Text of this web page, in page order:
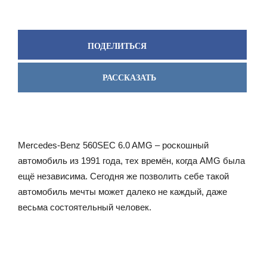
ПОДЕЛИТЬСЯ
РАССКАЗАТЬ
Mercedes-Benz 560SEC 6.0 AMG – роскошный
автомобиль из 1991 года, тех времён, когда AMG была
ещё независима. Сегодня же позволить себе такой
автомобиль мечты может далеко не каждый, даже
весьма состоятельный человек.